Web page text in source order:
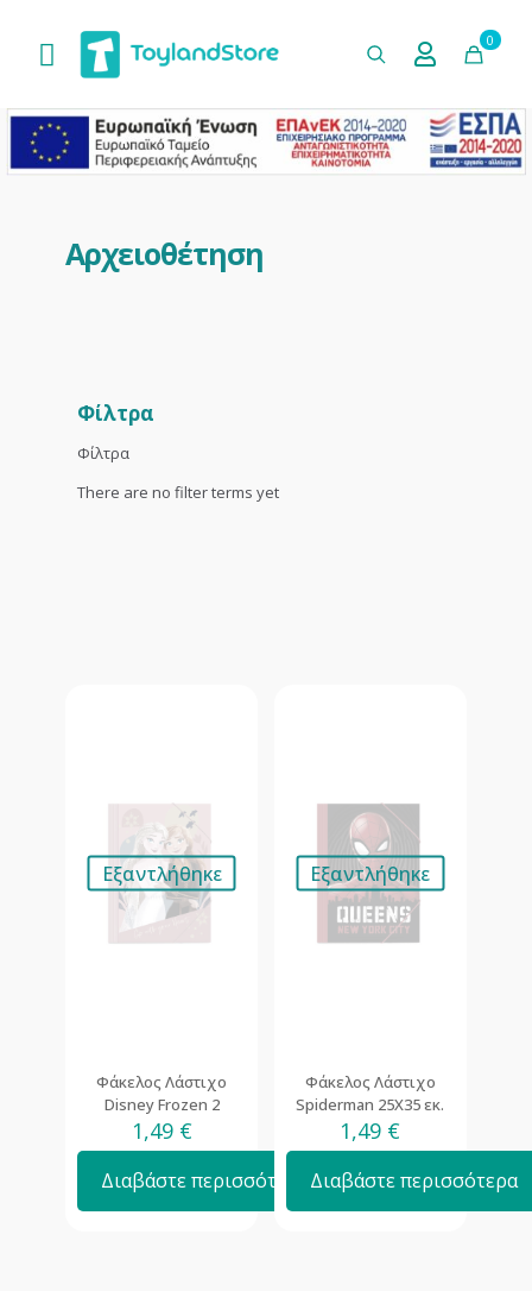
0
Αρχειοθέτηση
Φίλτρα
Φίλτρα
There are no filter terms yet
Εξαντλήθηκε
Φάκελος Λάστιχο
Disney Frozen 2
1,49 €
Διαβάστε περισσότερα
Εξαντλήθηκε
Φάκελος Λάστιχο
Spiderman 25Χ35 εκ.
1,49 €
Διαβάστε περισσότερα